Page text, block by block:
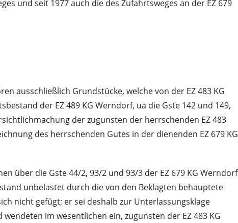
und seit 1977 auch die des Zufahrtsweges an der EZ 679
ausschließlich Grundstücke, welche von der EZ 483 KG
der EZ 489 KG Werndorf, ua die Gste 142 und 149,
der zugunsten der herrschenden EZ 483
des herrschenden Gutes in der dienenden EZ 679 KG
über die Gste 44/2, 93/2 und 93/3 der EZ 679 KG Werndorf
unbelastet durch die von den Beklagten behauptete
nicht gefügt; er sei deshalb zur Unterlassungsklage
im wesentlichen ein, zugunsten der EZ 483 KG